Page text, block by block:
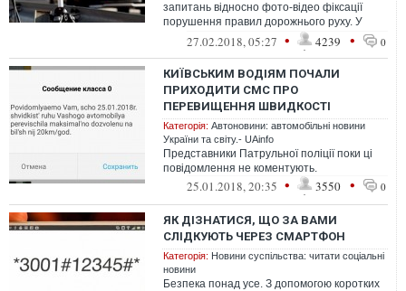
запитань відносно фото-відео фіксації
порушення правил дорожнього руху. У
столиці учасники дорожнього руху
27.02.2018, 05:27 • 4239 • 0
КИЇВСЬКИМ ВОДІЯМ ПОЧАЛИ
ПРИХОДИТИ СМС ПРО
ПЕРЕВИЩЕННЯ ШВИДКОСТІ
Категорія: Автоновини: автомобільні новини
України та світу.- UAinfo
Представники Патрульної поліції поки ці
повідомлення не коментують.
25.01.2018, 20:35 • 3550 • 0
ЯК ДІЗНАТИСЯ, ЩО ЗА ВАМИ
СЛІДКУЮТЬ ЧЕРЕЗ СМАРТФОН
Категорія: Новини суспільства: читати соціальні
новини
Безпека понад усе. З допомогою коротких